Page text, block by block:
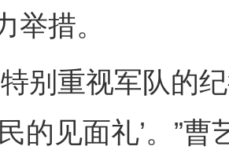
举措。
重视军队的纪
的见面礼’。”